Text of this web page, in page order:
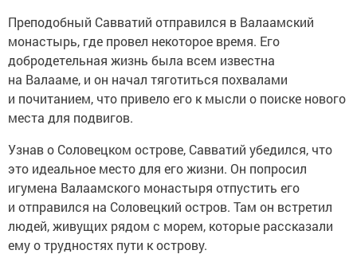
Преподобный Савватий отправился в Валаамский
монастырь, где провел некоторое время. Его
добродетельная жизнь была всем известна
на Валааме, и он начал тяготиться похвалами
и почитанием, что привело его к мысли о поиске нового
места для подвигов.
Узнав о Соловецком острове, Савватий убедился, что
это идеальное место для его жизни. Он попросил
игумена Валаамского монастыря отпустить его
и отправился на Соловецкий остров. Там он встретил
людей, живущих рядом с морем, которые рассказали
ему о трудностях пути к острову.